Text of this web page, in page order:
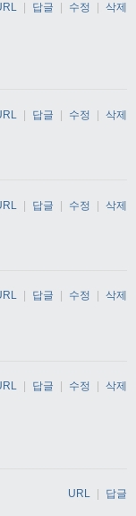
답글 수정 삭제
| 답글 | 수정 | 삭제
| 답글 | 수정 | 삭제
답글 수정 삭제
답글 수정 삭제
URL 답글